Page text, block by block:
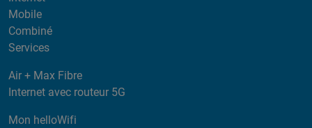
Mobile
Combiné
Services
Air + Max Fibre
Internet avec routeur 5G
Mon helloWifi